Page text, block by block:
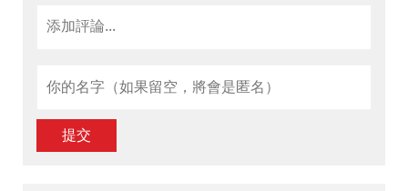
提交